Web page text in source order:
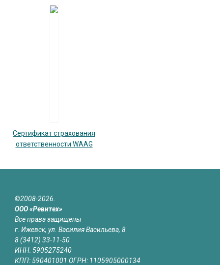
Сертификат страхования
ответственности WAAG
©2008-2026.
ООО «Ревитех»
Все права защищены
г. Ижевск, ул. Василия Васильева, 8
8 (3412) 33-11-50
ИНН: 5905275240
КПП: 590401001 ОГРН: 1105905000134